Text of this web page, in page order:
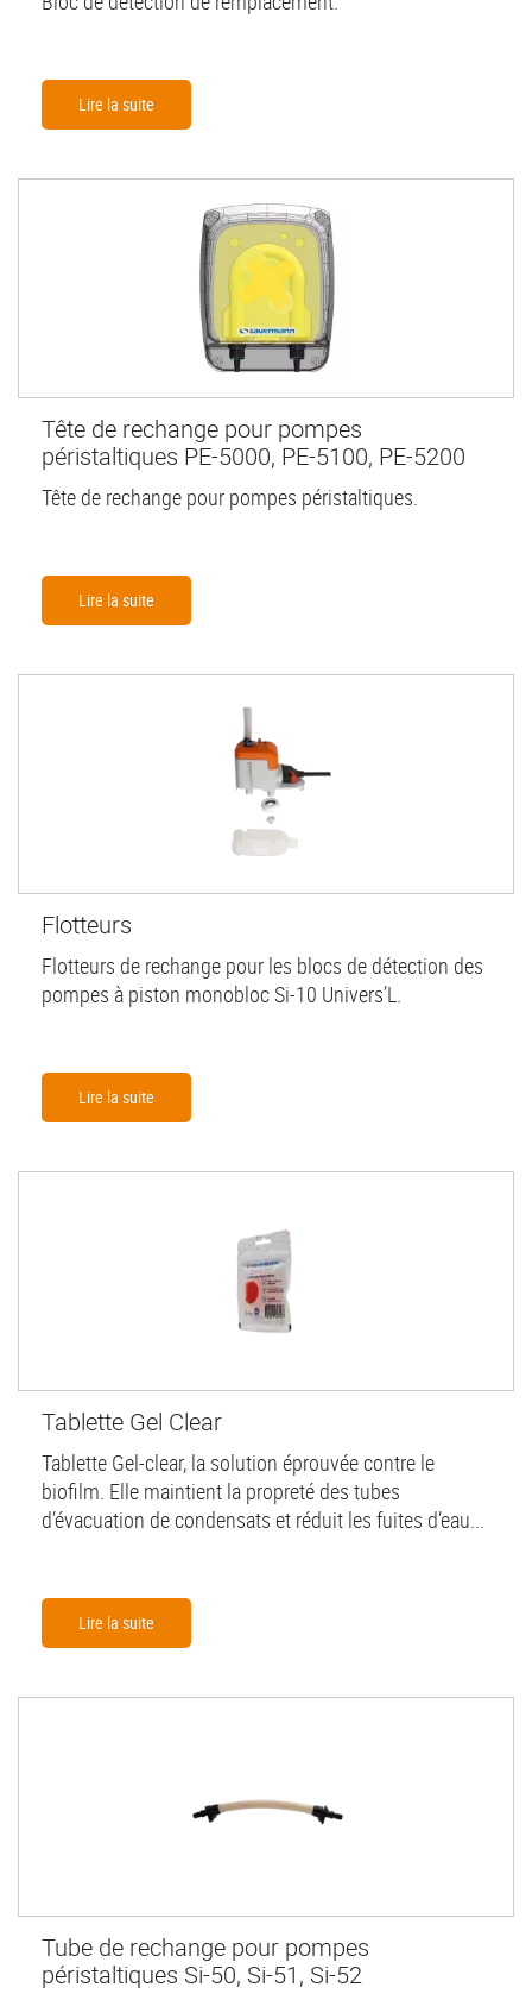
Lire la suite
Tête de rechange pour pompes
péristaltiques PE-5000, PE-5100, PE-5200
Tête de rechange pour pompes péristaltiques.
Lire la suite
Flotteurs
Flotteurs de rechange pour les blocs de détection des
pompes à piston monobloc Si-10 Univers’L.
Lire la suite
Tablette Gel Clear
Tablette Gel-clear, la solution éprouvée contre le
biofilm. Elle maintient la propreté des tubes
d’évacuation de condensats et réduit les fuites d’eau...
Lire la suite
Tube de rechange pour pompes
péristaltiques Si-50, Si-51, Si-52